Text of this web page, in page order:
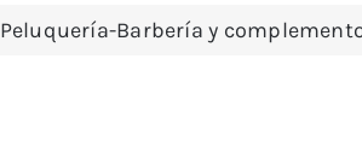
Peluquería-Barbería y